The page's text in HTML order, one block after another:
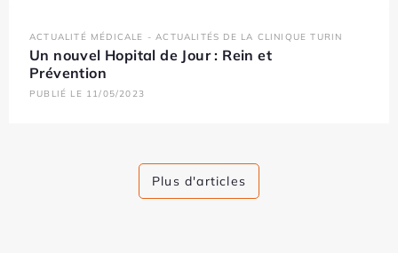
ACTUALITÉ MÉDICALE - ACTUALITÉS DE LA CLINIQUE TURIN
Un nouvel Hopital de Jour : Rein et
Prévention
PUBLIÉ LE 11/05/2023
Plus d'articles